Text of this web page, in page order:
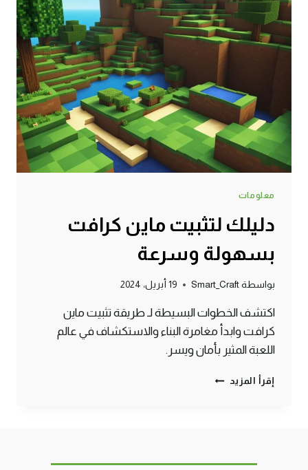
معلومات
دليلك لتثبيت ماين كرافت
بسهولة وسرعة
بواسطة Smart_Craft 19 أبريل، 2024
اكتشف الخطوات البسيطة لـ طريقة تثبيت ماين
كرافت وابدأ مغامرة البناء والاستكشاف في عالم
اللعبة المثير بأمان ويسر.
إقرأ المزيد دليلك